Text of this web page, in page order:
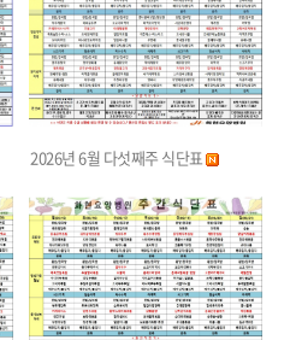
2026년 6월 다섯째주 식단표